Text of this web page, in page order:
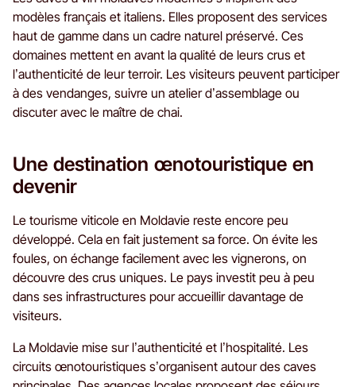
modèles français et italiens. Elles proposent des services
haut de gamme dans un cadre naturel préservé. Ces
domaines mettent en avant la qualité de leurs crus et
l’authenticité de leur terroir. Les visiteurs peuvent participer
à des vendanges, suivre un atelier d’assemblage ou
discuter avec le maître de chai.
Une destination œnotouristique en
devenir
Le tourisme viticole en Moldavie reste encore peu
développé. Cela en fait justement sa force. On évite les
foules, on échange facilement avec les vignerons, on
découvre des crus uniques. Le pays investit peu à peu
dans ses infrastructures pour accueillir davantage de
visiteurs.
La Moldavie mise sur l’authenticité et l’hospitalité. Les
circuits œnotouristiques s’organisent autour des caves